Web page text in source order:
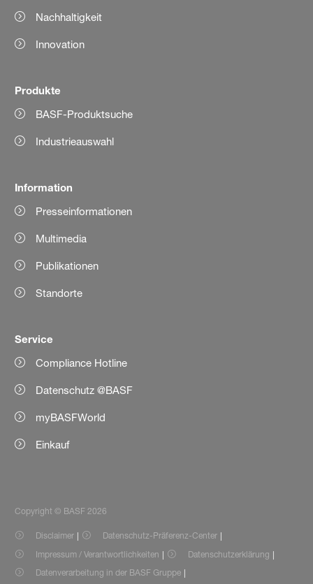
Nachhaltigkeit
Innovation
Produkte
BASF-Produktsuche
Industrieauswahl
Information
Presseinformationen
Multimedia
Publikationen
Standorte
Service
Compliance Hotline
Datenschutz @BASF
myBASFWorld
Einkauf
Copyright © BASF 2026
Disclaimer
Datenschutz-Präferenz-Center
Impressum / Verantwortlichkeiten
Datenschutzerklärung
Datenverarbeitung in der BASF Gruppe